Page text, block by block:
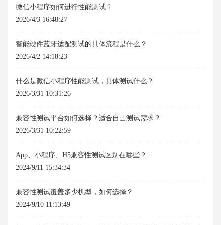
微信小程序如何进行性能测试？
2026/4/3 16:48:27
智能硬件蓝牙适配测试的具体流程是什么？
2026/4/2 14:18:23
什么是微信小程序性能测试，具体测试什么？
2026/3/31 10:31:26
兼容性测试平台如何选择？适合自己测试需求？
2026/3/31 10:22:59
App、小程序、H5兼容性测试区别在哪些？
2024/9/11 15:34:34
兼容性测试覆盖多少机型，如何选择？
2024/9/10 11:13:49